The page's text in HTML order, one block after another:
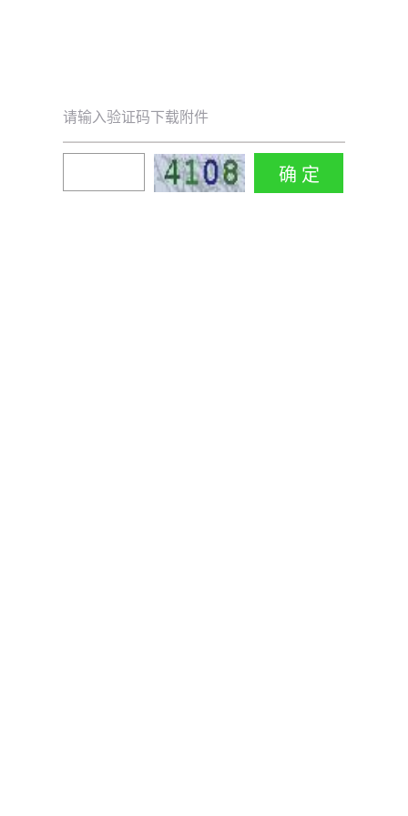
请输入验证码下载附件